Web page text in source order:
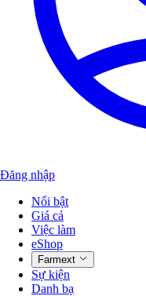
Đăng nhập
Nổi bật
Giá cả
Việc làm
eShop
Farmext
Sự kiện
Danh bạ